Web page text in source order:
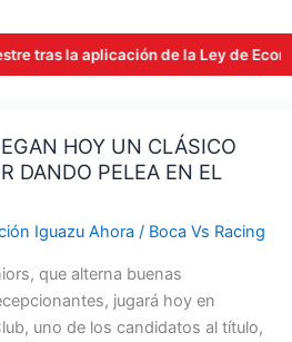
la aplicación de la Ley de
HOY UN CLÁSICO
DANDO PELEA EN EL
Iguazu Ahora / Boca Vs Racing
que alterna buenas
jugará hoy en
uno de los candidatos al título,